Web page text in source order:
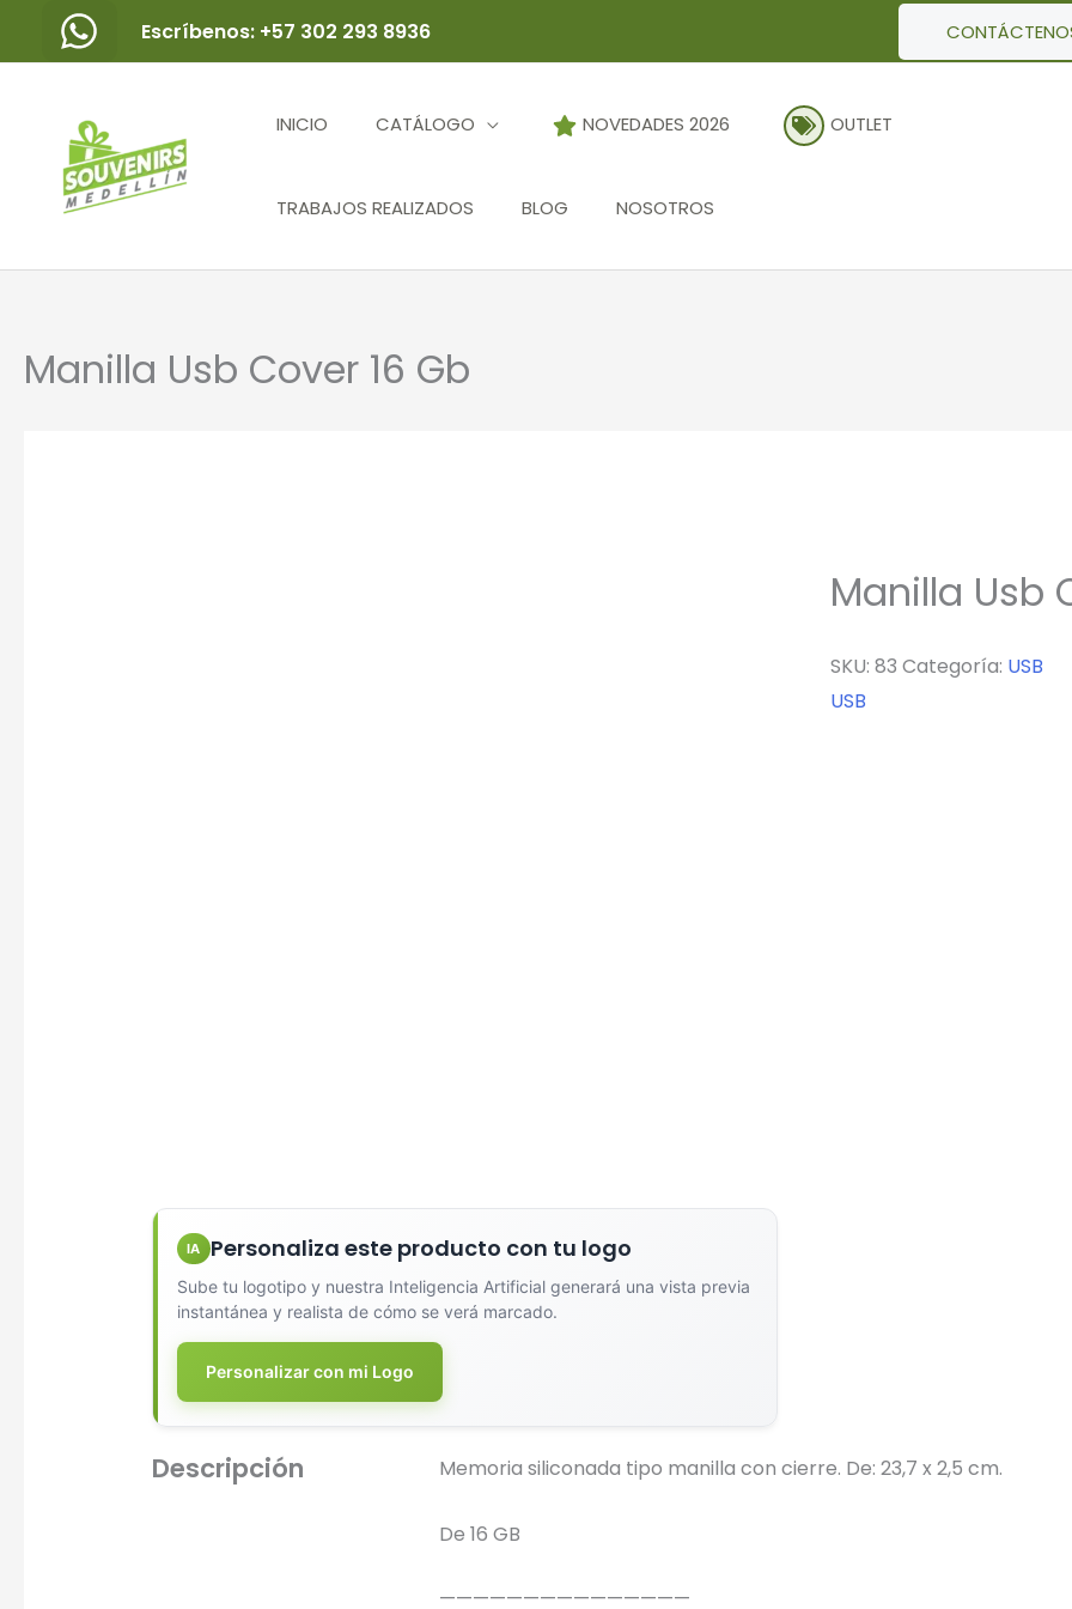
Escríbenos: +57 302 293 8936
INICIO CATÁLOGO NOVEDADES 2026 OUTLET
TRABAJOS REALIZADOS BLOG NOSOTROS
Manilla Usb Cover 16 Gb
IA Personaliza este producto con tu logo
Sube tu logotipo y nuestra Inteligencia Artificial generará una vista previa
instantánea y realista de cómo se verá marcado.
Personalizar con mi Logo
Manilla Usb
SKU: 83 Categoría: USB
USB
Descripción Memoria siliconada tipo manilla con cierre. De: 23,7 x 2,5 cm.
De 16 GB
———————————————